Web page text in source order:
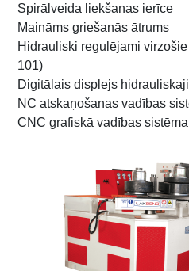
Spirālveida liekšanas ierīce
Maināms griešanās ātrums
Hidrauliski regulējami
101)
Digitālais displejs
NC atskaņošanas vadības
CNC grafiskā vadības sistēma